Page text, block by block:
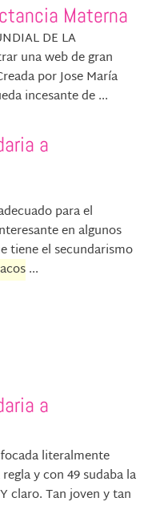
Materna
DE LA
una web de gran
por Jose María
incesante de ...
a
para el
en algunos
tiene el secundarismo
...
a
literalmente
y con 49 sudaba la
claro. Tan joven y tan